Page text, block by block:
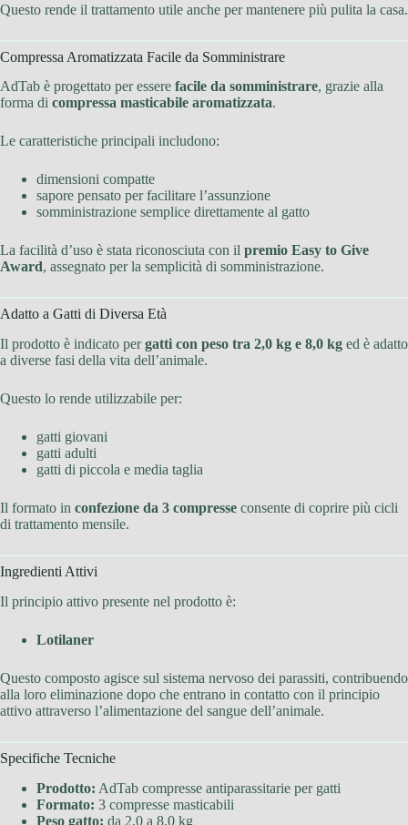
Questo rende il trattamento utile anche per mantenere più pulita la casa.
Compressa Aromatizzata Facile da Somministrare
AdTab è progettato per essere facile da somministrare, grazie alla
forma di compressa masticabile aromatizzata.
Le caratteristiche principali includono:
dimensioni compatte
sapore pensato per facilitare l’assunzione
somministrazione semplice direttamente al gatto
La facilità d’uso è stata riconosciuta con il premio Easy to Give
Award, assegnato per la semplicità di somministrazione.
Adatto a Gatti di Diversa Età
Il prodotto è indicato pergatti con peso tra 2,0 kg e 8,0 kg ed è adatto
a diverse fasi della vita dell’animale.
Questo lo rende utilizzabile per:
gatti giovani
gatti adulti
gatti di piccola e media taglia
Il formato in confezione da 3 compresse consente di coprire più cicli
di trattamento mensile.
Ingredienti Attivi
Il principio attivo presente nel prodotto è:
Lotilaner
Questo composto agisce sul sistema nervoso dei parassiti, contribuendo
alla loro eliminazione dopo che entrano in contatto con il principio
attivo attraverso l’alimentazione del sangue dell’animale.
Specifiche Tecniche
Prodotto: AdTab compresse antiparassitarie per gatti
Formato: 3 compresse masticabili
Peso gatto: da 2,0 a 8,0 kg